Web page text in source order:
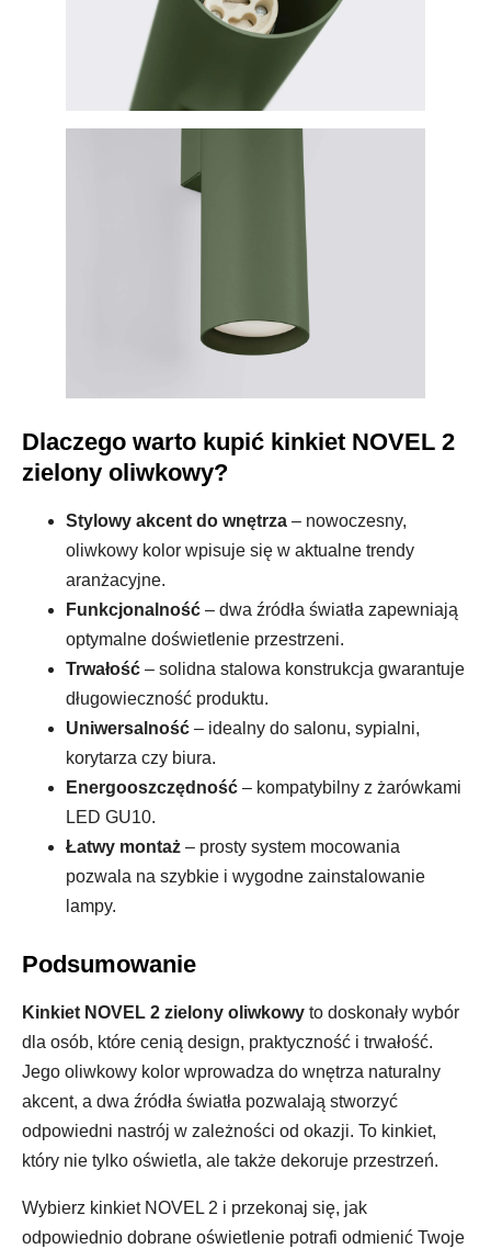
Dlaczego warto kupić kinkiet NOVEL 2
zielony oliwkowy?
Stylowy akcent do wnętrza – nowoczesny,
oliwkowy kolor wpisuje się w aktualne trendy
aranżacyjne.
Funkcjonalność – dwa źródła światła zapewniają
optymalne doświetlenie przestrzeni.
Trwałość – solidna stalowa konstrukcja gwarantuje
długowieczność produktu.
Uniwersalność – idealny do salonu, sypialni,
korytarza czy biura.
Energooszczędność – kompatybilny z żarówkami
LED GU10.
Łatwy montaż – prosty system mocowania
pozwala na szybkie i wygodne zainstalowanie
lampy.
Podsumowanie
Kinkiet NOVEL 2 zielony oliwkowy to doskonały wybór
dla osób, które cenią design, praktyczność i trwałość.
Jego oliwkowy kolor wprowadza do wnętrza naturalny
akcent, a dwa źródła światła pozwalają stworzyć
odpowiedni nastrój w zależności od okazji. To kinkiet,
który nie tylko oświetla, ale także dekoruje przestrzeń.
Wybierz kinkiet NOVEL 2 i przekonaj się, jak
odpowiednio dobrane oświetlenie potrafi odmienić Twoje